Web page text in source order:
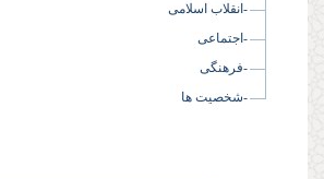
-انقلاب اسلامی
-اجتماعی
-فرهنگی
-شخصیت ها